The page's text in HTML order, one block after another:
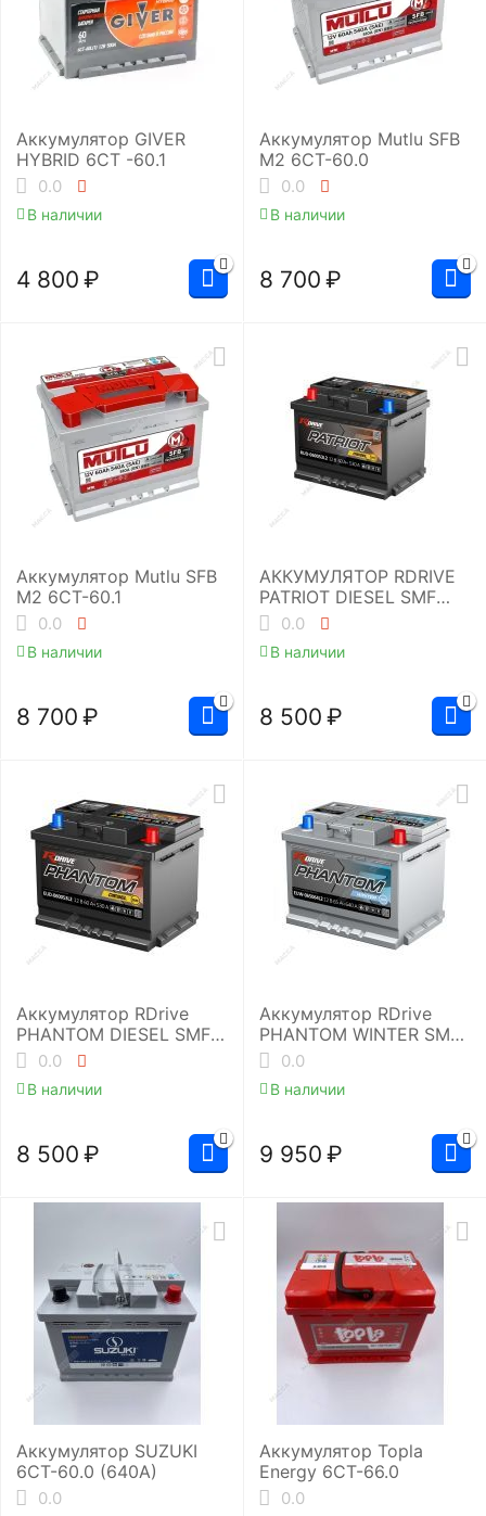
Аккумулятор GIVER
HYBRID 6СТ -60.1
0.0
В наличии
4 800 ₽
Аккумулятор Mutlu SFB
M2 6СТ-60.0
0.0
В наличии
8 700 ₽
Аккумулятор Mutlu SFB
M2 6СТ-60.1
0.0
В наличии
8 700 ₽
АККУМУЛЯТОР RDRIVE
PATRIOT DIESEL SMF
RUD-060053L2
0.0
В наличии
8 500 ₽
Аккумулятор RDrive
PHANTOM DIESEL SMF
EUD-060053L2
0.0
В наличии
8 500 ₽
Аккумулятор RDrive
PHANTOM WINTER SMF
EUW-065064L2
0.0
В наличии
9 950 ₽
Аккумулятор SUZUKI
6СТ-60.0 (640A)
0.0
Аккумулятор Topla
Energy 6СТ-66.0
0.0